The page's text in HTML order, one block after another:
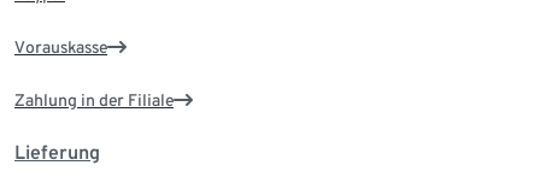
Vorauskasse
Zahlung in der Filiale
Lieferung